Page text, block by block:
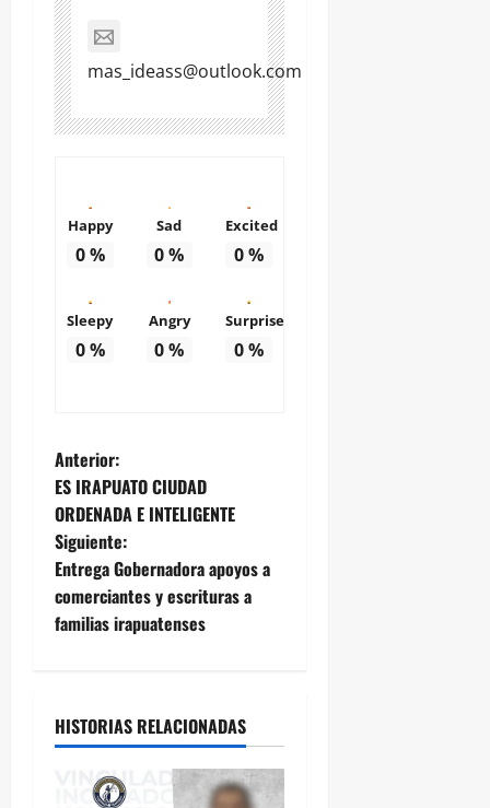
mas_ideass@outlook.com
Happy
0%
Sad
0%
Excited
0%
Sleepy
0%
Angry
0%
Surprise
0%
N
a
v
e
c
Anterior:
ES IRAPUATO CIUDAD
ORDENADA E INTELIGENTE
Siguiente:
Entrega Gobernadora apoyos a
comerciantes y escrituras a
familias irapuatenses
HISTORIAS RELACIONADAS